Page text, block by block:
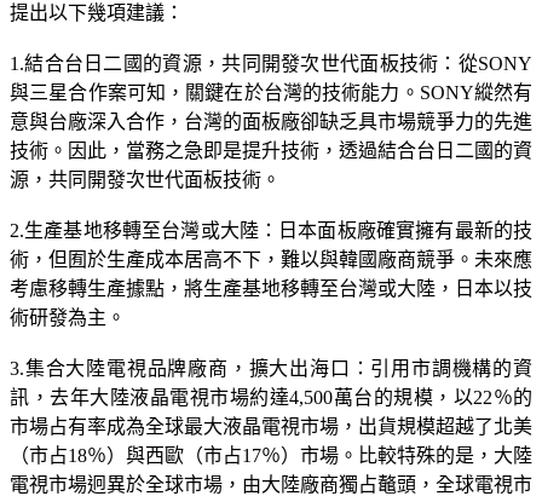
提出以下幾項建議：
1.結合台日二國的資源，共同開發次世代面板技術：從SONY
與三星合作案可知，關鍵在於台灣的技術能力。SONY縱然有
意與台廠深入合作，台灣的面板廠卻缺乏具市場競爭力的先進
技術。因此，當務之急即是提升技術，透過結合台日二國的資
源，共同開發次世代面板技術。
2.生產基地移轉至台灣或大陸：日本面板廠確實擁有最新的技
術，但囿於生產成本居高不下，難以與韓國廠商競爭。未來應
考慮移轉生產據點，將生產基地移轉至台灣或大陸，日本以技
術研發為主。
3.集合大陸電視品牌廠商，擴大出海口：引用市調機構的資
訊，去年大陸液晶電視市場約達4,500萬台的規模，以22％的
市場占有率成為全球最大液晶電視市場，出貨規模超越了北美
（市占18％）與西歐（市占17％）市場。比較特殊的是，大陸
電視市場迥異於全球市場，由大陸廠商獨占鼇頭，全球電視市